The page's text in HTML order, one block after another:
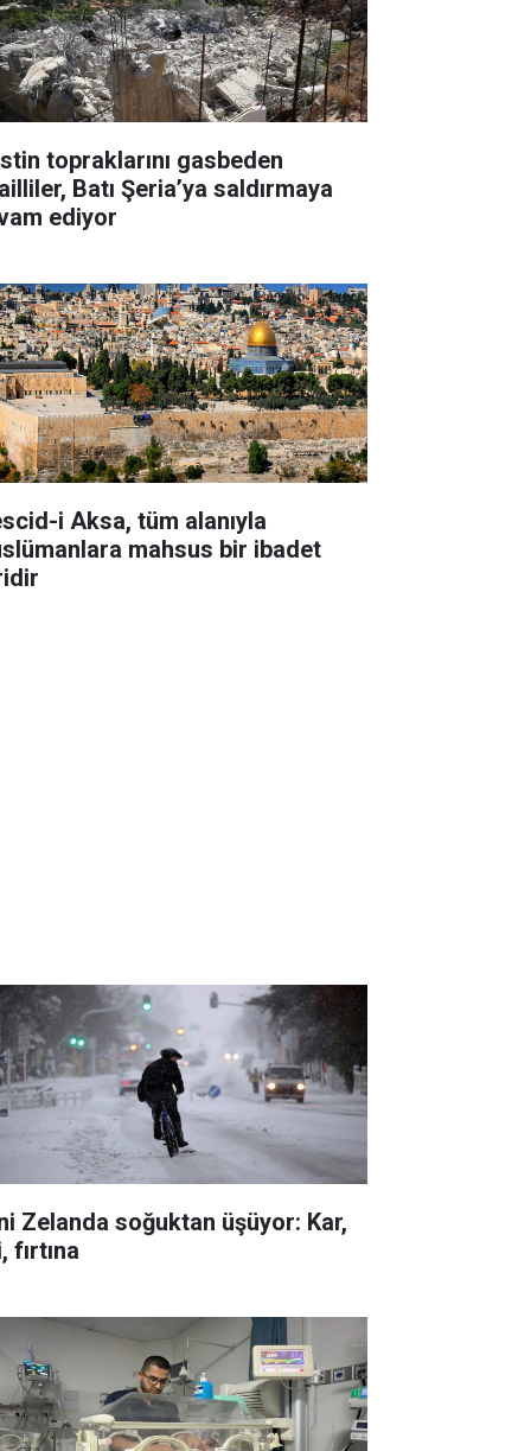
topraklarını gasbeden
Batı Şeria’ya saldırmaya
ediyor
i Aksa, tüm alanıyla
mahsus bir ibadet
Zelanda soğuktan üşüyor: Kar,
fırtına